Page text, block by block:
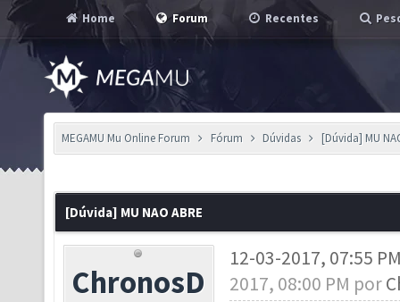
Home Forum Recentes
MEGAMU Mu Online Forum Fórum Dúvidas [Dúvida] MU
[Dúvida] MU NAO ABRE
ChronosD
12-03-2017, 07:55
2017, 08:00 PM por